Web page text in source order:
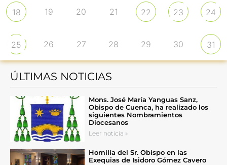
18 19 20 21 22 23 24
25 26 27 28 29 30 31
ÚLTIMAS NOTICIAS
Mons. José María Yanguas Sanz,
Obispo de Cuenca, ha realizado los
siguientes Nombramientos
Diocesanos
Leer noticia »
Homilía del Sr. Obispo en las
Exequias de Isidoro Gómez Cavero